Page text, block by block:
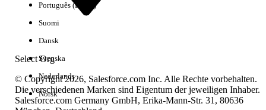
Keine Ergebnisse
Select Org
Português (Brasil)
Suomi
Dansk
Svenska
Nederlands
Norsk
© Copyright 2026, Salesforce.com Inc. Alle Rechte vorbehalten.
Die verschiedenen Marken sind Eigentum der jeweiligen Inhaber.
Salesforce.com Germany GmbH, Erika-Mann-Str. 31, 80636